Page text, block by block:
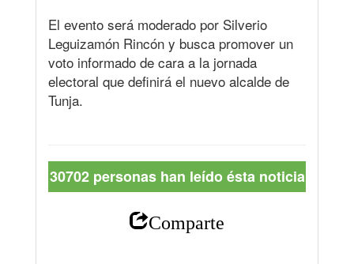
El evento será moderado por Silverio
Leguizamón Rincón y busca promover un
voto informado de cara a la jornada
electoral que definirá el nuevo alcalde de
Tunja.
30702 personas han leído ésta noticia
Comparte